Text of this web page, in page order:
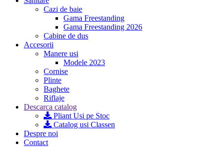
Cazi de baie
Gama Freestanding
Gama Freestanding 2026
Cabine de dus
Accesorii
Manere usi
Modele 2023
Cornise
Plinte
Baghete
Riflaje
Descarca catalog
Pliant Usi pe Stoc
Catalog usi Classen
Despre noi
Contact